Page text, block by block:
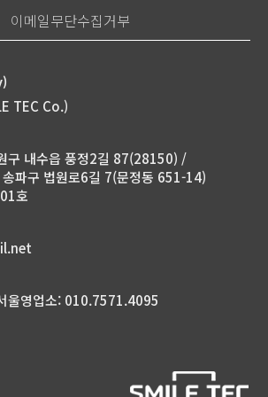
이메일무단수집거부
TEC Co.)
구 내수읍 풍정2길 87(28150) /
파구 법원로6길 7(문정동 651-14)
호
영업소: 010.7571.4095